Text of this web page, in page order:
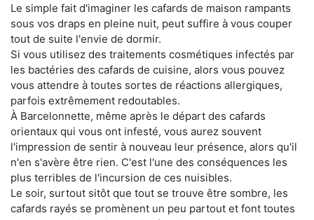
Le simple fait d'imaginer les cafards de maison rampants
sous vos draps en pleine nuit, peut suffire à vous couper
tout de suite l'envie de dormir.
Si vous utilisez des traitements cosmétiques infectés par
les bactéries des cafards de cuisine, alors vous pouvez
vous attendre à toutes sortes de réactions allergiques,
parfois extrêmement redoutables.
À Barcelonnette, même après le départ des cafards
orientaux qui vous ont infesté, vous aurez souvent
l'impression de sentir à nouveau leur présence, alors qu'il
n'en s'avère être rien. C'est l'une des conséquences les
plus terribles de l'incursion de ces nuisibles.
Le soir, surtout sitôt que tout se trouve être sombre, les
cafards rayés se promènent un peu partout et font toutes